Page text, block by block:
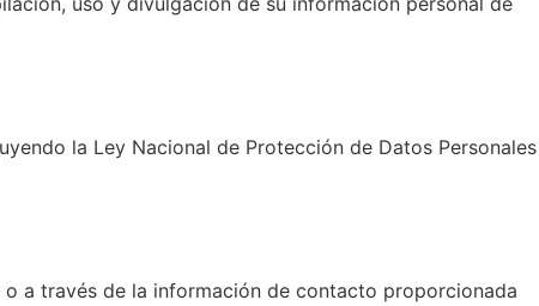
la Ley Nacional de Protección de Datos Personales
a través de la información de contacto proporcionada